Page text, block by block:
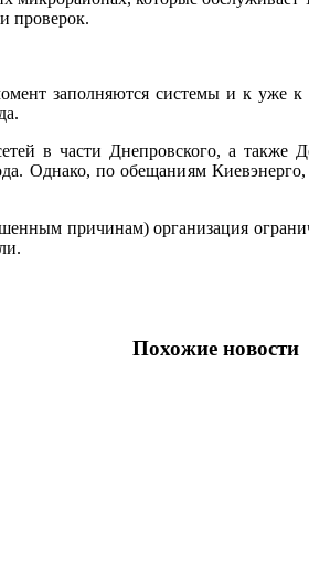
проверок.
заполняются системы и к уже к
в части Днепровского, а
Однако, по обещаниям
причинам) организация
Похожие новости